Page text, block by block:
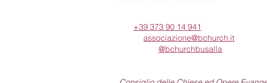
+39 373 90 14 941
associazione@bchurch.it
@bchurchbusalla